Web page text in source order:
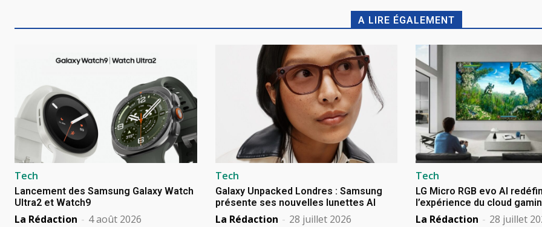
A LIRE ÉGALEMENT
Tech
Lancement des Samsung Galaxy Watch
Ultra2 et Watch9
La Rédaction - 4 août 2026
Tech
Galaxy Unpacked Londres : Samsung
présente ses nouvelles lunettes AI
La Rédaction - 28 juillet 2026
Tech
LG Micro RGB evo AI
l’expérience du cloud
La Rédaction - 28 juillet